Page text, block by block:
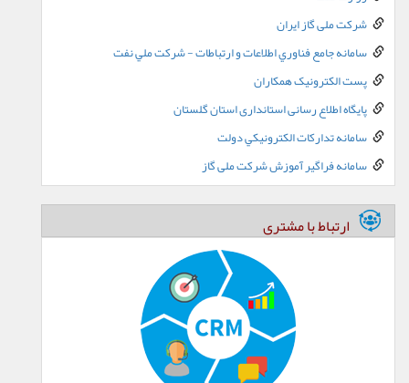
شرکت ملی گاز ایران
سامانه جامع فناوري اطلاعات و ارتباطات - شرکت ملي نفت
پست الکترونيک همکاران
پایگاه اطلاع رسانی استانداری استان گلستان
سامانه تدارکات الکترونيکي دولت
سامانه فراگیر آموزش شرکت ملی گاز
ارتباط با مشتری